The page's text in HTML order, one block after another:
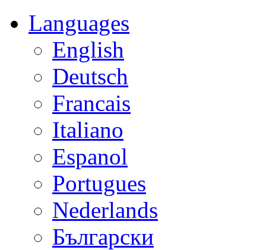
Languages
English
Deutsch
Francais
Italiano
Espanol
Portugues
Nederlands
Български